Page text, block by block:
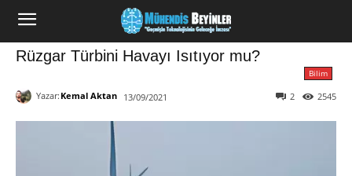
Rüzgar Türbini Havayı Isıtıyor mu?
Bilim
Yazar: Kemal Aktan 13/09/2021 2545
2